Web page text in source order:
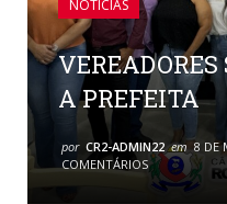
NOTÍCIAS
A PREFEITA
por CR2-ADMIN22 em 8 DE
COMENTÁRIOS